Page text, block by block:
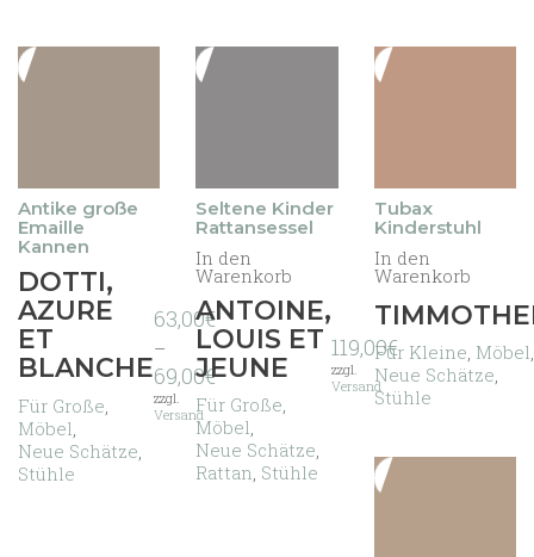
Antike große
Emaille
Kannen
Dieses
Produkt
weist
mehrere
Varianten
Die
Optionen
können
auf
DOTTI,
AZURE
ET
BLANCHE
Für Große
Möbel
Neue Schätze
Stühle
63,00€
–
69,00€Preisspanne:
63,00€
bis
69,00€
zzgl.
Versand
Seltene Kinder
Rattansessel
In den
Warenkorb
ANTOINE,
LOUIS ET
JEUNE
Für Große,
Möbel,
Neue Schätze,
Rattan, Stühle
119,00€
zzgl.
Versand
Tubax
Kinderstuhl
In den
Warenkorb
Für Kleine, Möbel,
Neue Schätze,
Stühle